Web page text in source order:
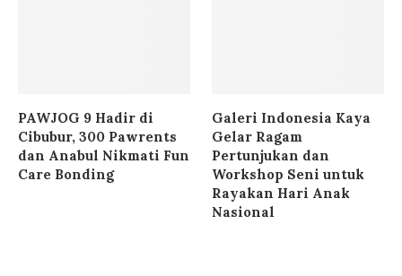
PAWJOG 9 Hadir di
Cibubur, 300 Pawrents
dan Anabul Nikmati Fun
Care Bonding
Galeri Indonesia Kaya
Gelar Ragam
Pertunjukan dan
Workshop Seni untuk
Rayakan Hari Anak
Nasional